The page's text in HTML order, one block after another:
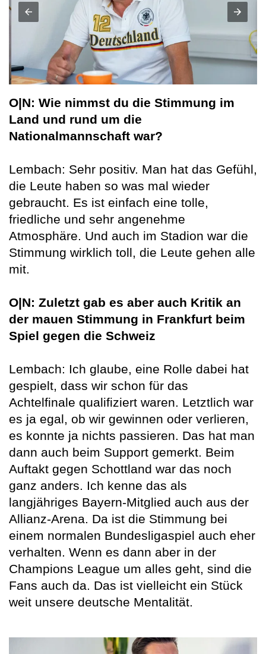
O|N: Wie nimmst du die Stimmung im
Land und rund um die
Nationalmannschaft war?
Lembach: Sehr positiv. Man hat das Gefühl,
die Leute haben so was mal wieder
gebraucht. Es ist einfach eine tolle,
friedliche und sehr angenehme
Atmosphäre. Und auch im Stadion war die
Stimmung wirklich toll, die Leute gehen alle
mit.
O|N: Zuletzt gab es aber auch Kritik an
der mauen Stimmung in Frankfurt beim
Spiel gegen die Schweiz
Lembach: Ich glaube, eine Rolle dabei hat
gespielt, dass wir schon für das
Achtelfinale qualifiziert waren. Letztlich war
es ja egal, ob wir gewinnen oder verlieren,
es konnte ja nichts passieren. Das hat man
dann auch beim Support gemerkt. Beim
Auftakt gegen Schottland war das noch
ganz anders. Ich kenne das als
langjähriges Bayern-Mitglied auch aus der
Allianz-Arena. Da ist die Stimmung bei
einem normalen Bundesligaspiel auch eher
verhalten. Wenn es dann aber in der
Champions League um alles geht, sind die
Fans auch da. Das ist vielleicht ein Stück
weit unsere deutsche Mentalität.